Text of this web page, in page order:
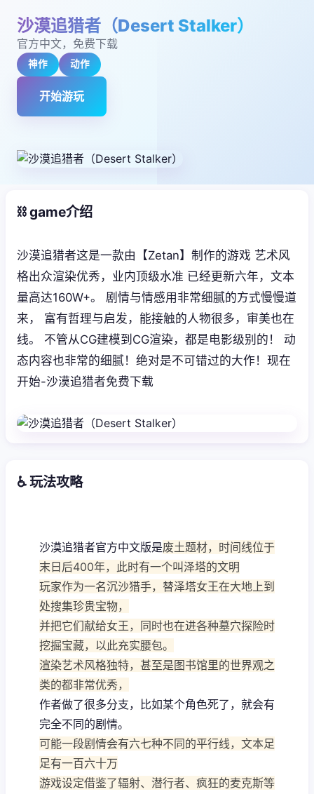
沙漠追猎者（Desert Stalker）
官方中文，免费下载
神作 动作
开始游玩
⛓️ game介绍
沙漠追猎者这是一款由【Zetan】制作的游戏 艺术风
格出众渲染优秀，业内顶级水准 已经更新六年，文本
量高达160W+。 剧情与情感用非常细腻的方式慢慢道
来， 富有哲理与启发，能接触的人物很多，审美也在
线。 不管从CG建模到CG渲染，都是电影级别的！ 动
态内容也非常的细腻！绝对是不可错过的大作！现在
开始-沙漠追猎者免费下载
♿ 玩法攻略
沙漠追猎者官方中文版是废土题材，时间线位于
末日后400年，此时有一个叫泽塔的文明
玩家作为一名沉沙猎手，替泽塔女王在大地上到
处搜集珍贵宝物，
并把它们献给女王，同时也在进各种墓穴探险时
挖掘宝藏，以此充实腰包。
渲染艺术风格独特，甚至是图书馆里的世界观之
类的都非常优秀，
作者做了很多分支，比如某个角色死了，就会有
完全不同的剧情。
可能一段剧情会有六七种不同的平行线，文本足
足有一百六十万
游戏设定借鉴了辐射、潜行者、疯狂的麦克斯等